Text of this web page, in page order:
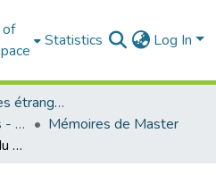
Statistics Log In
Faculté des langues étrangères
Département de français - قسم اللغة الفرنسية
Mémoires de Master
Analyse des difficultés du choix des verbes être/avoir dans la conjugaison chez des apprenants de 4ème année de l’enseignement moyen